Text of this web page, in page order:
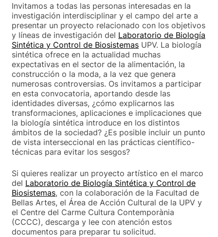
Invitamos a todas las personas interesadas en la
investigación interdisciplinar y el campo del arte a
presentar un proyecto relacionado con los objetivos
y líneas de investigación del Laboratorio de Biología
Sintética y Control de Biosistemas UPV. La biología
sintética ofrece en la actualidad muchas
expectativas en el sector de la alimentación, la
construcción o la moda, a la vez que genera
numerosas controversias. Os invitamos a participar
en esta convocatoria, aportando desde las
identidades diversas, ¿cómo explicarnos las
transformaciones, aplicaciones e implicaciones que
la biología sintética introduce en los distintos
ámbitos de la sociedad? ¿Es posible incluir un punto
de vista interseccional en las prácticas científico-
técnicas para evitar los sesgos?
Si quieres realizar un proyecto artístico en el marco
del Laboratorio de Biología Sintética y Control de
Biosistemas, con la colaboración de la Facultad de
Bellas Artes, el Área de Acción Cultural de la UPV y
el Centre del Carme Cultura Contemporània
(CCCC), descarga y lee con atención estos
documentos para preparar tu solicitud.